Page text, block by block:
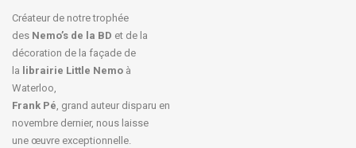
Créateur de notre trophée
des Nemo’s de la BD et de la
décoration de la façade de
la librairie Little Nemo à
Waterloo,
Frank Pé, grand auteur disparu en
novembre dernier, nous laisse
une œuvre exceptionnelle.